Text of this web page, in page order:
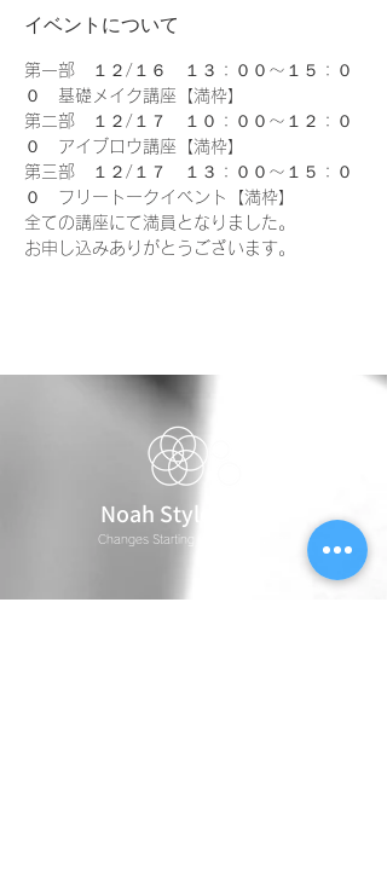
イベントについて
第一部　１２/１６　１３：００〜１５：０
０　基礎メイク講座【満枠】
第二部　１２/１７　１０：００〜１２：０
０　アイブロウ講座【満枠】
第三部　１２/１７　１３：００〜１５：０
０　フリートークイベント【満枠】
全ての講座にて満員となりました。
お申し込みありがとうございます。
Noah Style TOKYO
Changes Starting From Encounter